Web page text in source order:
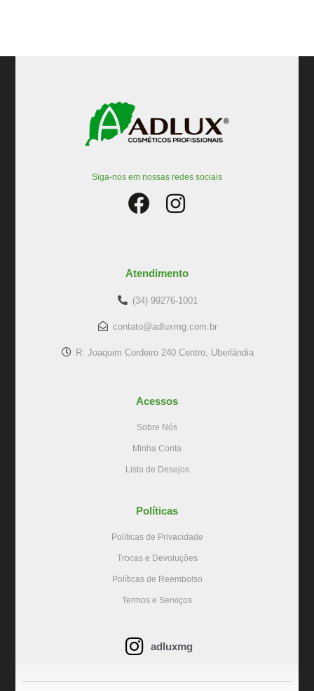
Siga-nos em nossas redes sociais
Atendimento
(34) 99276-1001
contato@adluxmg.com.br
R: Joaquim Cordeiro 240 Centro, Uberlândia
Acessos
Sobre Nós
Minha Conta
Lista de Desejos
Políticas
Políticas de Privacidade
Trocas e Devoluções
Políticas de Reembolso
Termos e Serviços
adluxmg